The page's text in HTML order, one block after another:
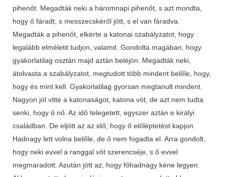
pihenőt. Megadták neki a háromnapi pihenőt, s azt mondta,
hogy ő fáradt, s messzecskéről jött, s el van fáradva.
Megadták a pihenőt, elkérte a katonai szabályzatot, hogy
legalább elméletit tudjon, valamit. Gondolta magában, hogy
gyakorlatilag osztán majd aztán beléjön. Megadták neki,
átolvasta a szabályzatot, megtudott több mindent belőle, hogy,
hogy és mint kell. Gyakorlatilag gyorsan megtanult mindent.
Nagyon jól vitte a katonaságot, katona vót, de azt nem tudta
senki, hogy ő nő. Az idő telegetett, egyszer aztán e királyi
családban. De eljött az az idő, hogy ő előléptetést kapjon.
Hadnagy lett volna belőle, de ő nem fogadta el. Arra gondolt,
hogy neki evvel a ranggal vót szerencséje, s ő evvel
megmaradott. Azután jött az, hogy főhadnagy kéne legyen.